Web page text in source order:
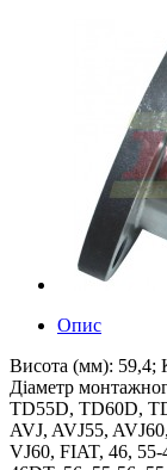
Опис
Висота (мм): 59,4;
Діаметр
TD55D, TD60D,
AVJ, AVJ55,
VJ60, FIAT, 46,